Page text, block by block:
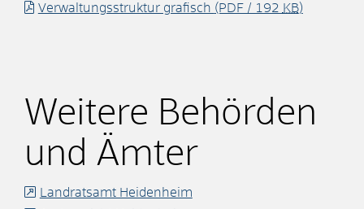
Verwaltungsstruktur grafisch (PDF / 192 KB)
Weitere Behörden
und Ämter
Landratsamt Heidenheim